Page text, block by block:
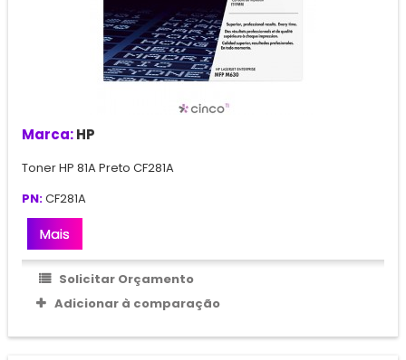
Marca:HP
Toner HP 81A Preto CF281A
PN:CF281A
Mais
Solicitar Orçamento
Adicionar à comparação